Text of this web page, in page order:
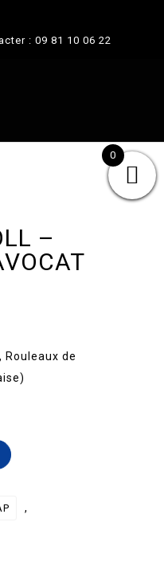
: 09 81 10 06 22
–
Rouleaux de
,
0